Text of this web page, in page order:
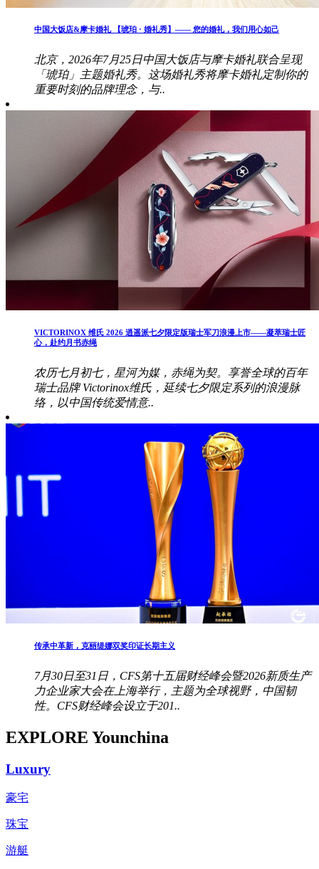
中国大饭店&摩卡婚礼 【琥珀 · 婚礼秀】—— 您的婚礼，我们用心如己
北京，2026年7月25日中国大饭店与摩卡婚礼联合呈现
「琥珀」主题婚礼秀。这场婚礼秀将摩卡婚礼定制你的
重要时刻的品牌理念，与..
VICTORINOX 维氏 2026 逍遥派七夕限定版瑞士军刀浪漫上市——凝萃瑞士匠
心，赴约月书赤绳
农历七月初七，星河为媒，赤绳为契。享誉全球的百年
瑞士品牌 Victorinox维氏，延续七夕限定系列的浪漫脉
络，以中国传统爱情意..
传承中革新，克丽缇娜双奖印证长期主义
7月30日至31日，CFS第十五届财经峰会暨2026新质生产
力企业家大会在上海举行，主题为全球视野，中国韧
性。CFS财经峰会设立于201..
EXPLORE Younchina
Luxury
豪宅
珠宝
游艇